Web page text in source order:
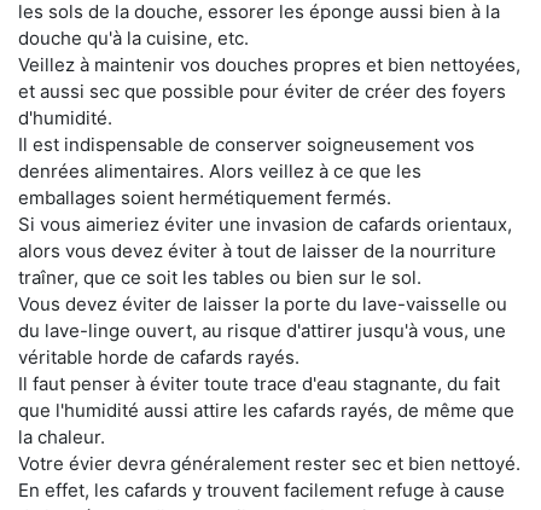
les sols de la douche, essorer les éponge aussi bien à la
douche qu'à la cuisine, etc.
Veillez à maintenir vos douches propres et bien nettoyées,
et aussi sec que possible pour éviter de créer des foyers
d'humidité.
Il est indispensable de conserver soigneusement vos
denrées alimentaires. Alors veillez à ce que les
emballages soient hermétiquement fermés.
Si vous aimeriez éviter une invasion de cafards orientaux,
alors vous devez éviter à tout de laisser de la nourriture
traîner, que ce soit les tables ou bien sur le sol.
Vous devez éviter de laisser la porte du lave-vaisselle ou
du lave-linge ouvert, au risque d'attirer jusqu'à vous, une
véritable horde de cafards rayés.
Il faut penser à éviter toute trace d'eau stagnante, du fait
que l'humidité aussi attire les cafards rayés, de même que
la chaleur.
Votre évier devra généralement rester sec et bien nettoyé.
En effet, les cafards y trouvent facilement refuge à cause